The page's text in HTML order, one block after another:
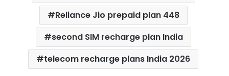
Reliance Jio prepaid plan 448
second SIM recharge plan India
telecom recharge plans India 2026